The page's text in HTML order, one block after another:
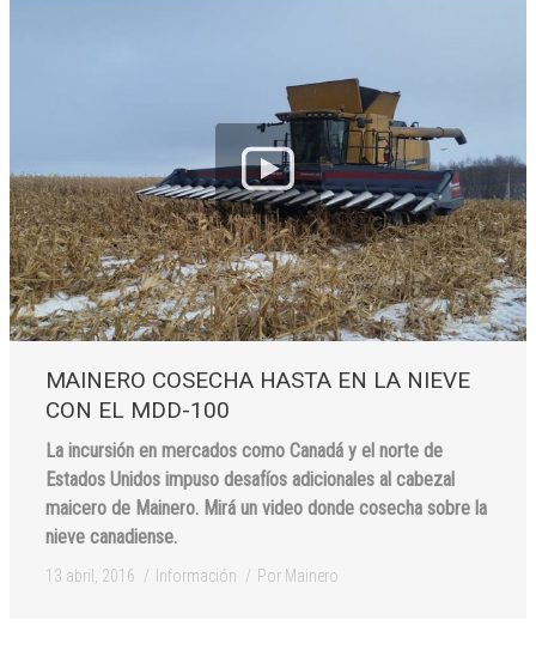
MAINERO COSECHA HASTA EN LA NIEVE
CON EL MDD-100
La incursión en mercados como Canadá y el norte de
Estados Unidos impuso desafíos adicionales al cabezal
maicero de Mainero. Mirá un video donde cosecha sobre la
nieve canadiense.
13 abril, 2016 Información Por Mainero